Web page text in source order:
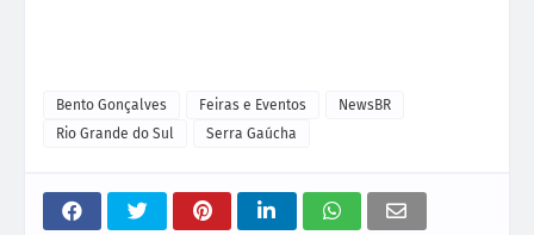
Bento Gonçalves Feiras e Eventos
NewsBR
Rio Grande do Sul
Serra Gaúcha